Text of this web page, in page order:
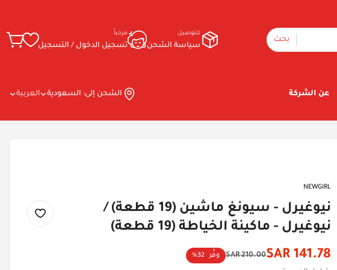
بحث
للتوصيل
سياسة الشحن
مرحباً
تسجيل الدخول / التسجيل
عن الشركة الشحن إلى: السعودية العربية
NEWGIRL
نيوغيرل - سيونغ ماشين (19 قطعة) /
نيوغيرل - ماكينة الخياطة (19 قطعة)
سعر
141.78 SAR
السعر
210.00 SAR وفِّر 32%